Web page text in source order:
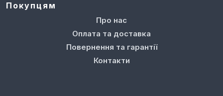
Покупцям
Про нас
Оплата та доставка
Повернення та гарантії
Контакти